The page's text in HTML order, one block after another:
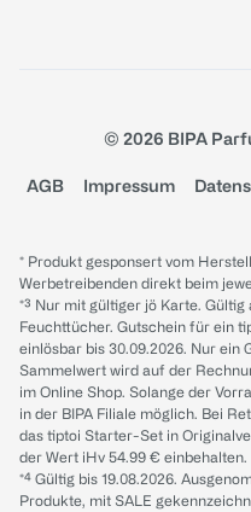
© 2026 BIPA
AGB Impressum
* Produkt gesponsert vom
Werbetreibenden direkt beim
*³ Nur mit gültiger jö Karte. Gültig
Feuchttücher. Gutschein für ein
einlösbar bis 30.09.2026. Nur ein
Sammelwert wird auf der
im Online Shop. Solange der
in der BIPA Filiale möglich. Bei
das tiptoi Starter-Set in
der Wert iHv 54.99 € einbehalten.
*⁴ Gültig bis 19.08.2026.
Produkte, mit SALE